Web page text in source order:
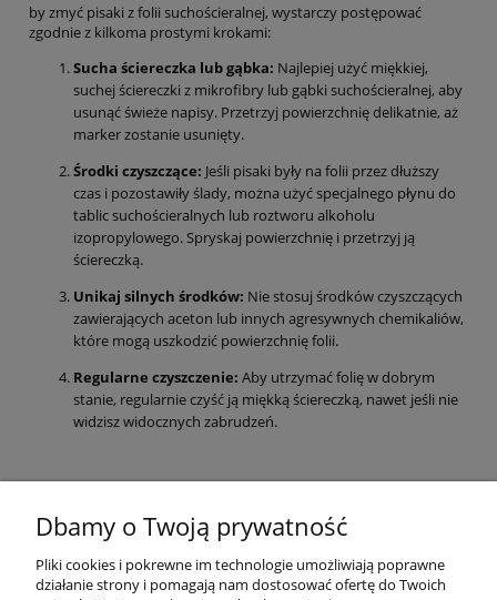
by zmyć pisaki z folii suchościeralnej, wystarczy postępować
zgodnie z kilkoma prostymi krokami:
Sucha ściereczka lub gąbka: Najlepiej użyć miękkiej,
suchej ściereczki z mikrofibry lub gąbki suchościeralnej, aby
usunąć świeże napisy. Przetrzyj powierzchnię delikatnie, aż
marker zostanie usunięty.
Środki czyszczące: Jeśli pisaki były na folii przez dłuższy
czas i pozostawiły ślady, można użyć specjalnego płynu do
tablic suchościeralnych lub roztworu alkoholu
izopropylowego. Spryskaj powierzchnię i przetrzyj ją
ściereczką.
Unikaj silnych środków: Nie stosuj środków czyszczących
zawierających aceton lub innych agresywnych chemikaliów,
które mogą uszkodzić powierzchnię folii.
Regularne czyszczenie: Aby utrzymać folię w dobrym
stanie, regularnie czyść ją miękką ściereczką, nawet jeśli nie
widzisz widocznych zabrudzeń.
Pomoc
Dbamy o Twoją prywatność
Pliki cookies i pokrewne im technologie umożliwiają poprawne
działanie strony i pomagają nam dostosować ofertę do Twoich